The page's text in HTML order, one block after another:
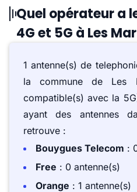
Quel opérateur a
4G et 5G à Les
1 antenne(s) de
la commune de Les
compatible(s) avec la
ayant des antennes
retrouve :
Bouygues Telecom :
Free : 0 antenne(s)
Orange : 1 antenne(s)